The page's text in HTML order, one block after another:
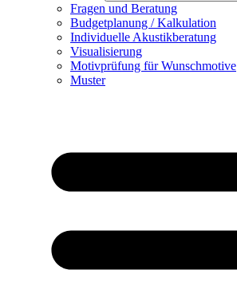
Fragen und Beratung
Budgetplanung / Kalkulation
Individuelle Akustikberatung
Visualisierung
Motivprüfung für Wunschmotive
Muster